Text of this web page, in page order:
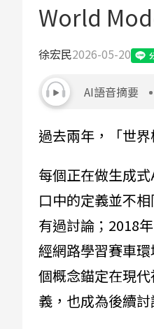
World
徐宏民2026-05-20
AI語音摘要
過去兩年，「世
每個正在做生成
口中的定義並不
有過討論；2018
經網路學習賽車
個概念錨定在現
義，也成為後續討